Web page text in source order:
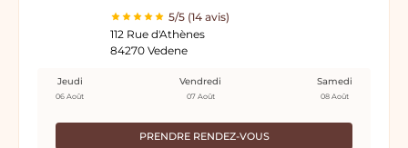
5/5 (14 avis)
112 Rue d'Athènes
84270 Vedene
PRENDRE RENDEZ-VOUS
Jeudi
06 Août
Vendredi
07 Août
Samedi
08 Août